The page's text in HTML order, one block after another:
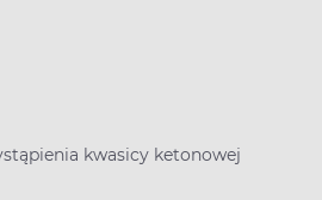
kwasicy ketonowej